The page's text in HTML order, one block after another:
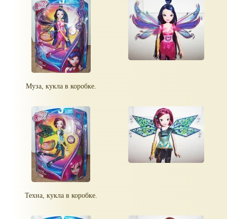
Муза, кукла в коробке.
Техна, кукла в коробке.